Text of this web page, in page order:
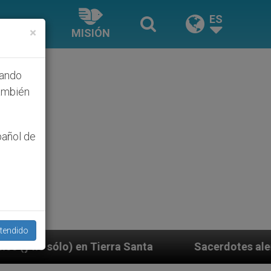
MISIÓN
ES
Sacerdotes alemanes fieles al Papa
×
de